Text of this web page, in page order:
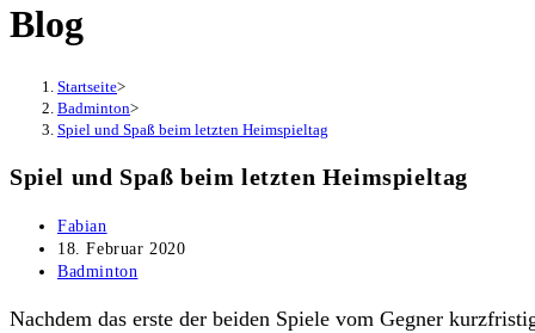
Blog
Startseite>
Badminton>
Spiel und Spaß beim letzten Heimspieltag
Spiel und Spaß beim letzten Heimspieltag
Beitrags-
Autor:
Fabian
Beitrag
veröffentlicht:
18. Februar 2020
Beitrags-
Badminton
Nachdem das erste der beiden Spiele vom Gegner